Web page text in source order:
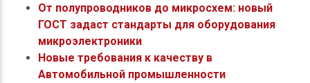
От полупроводников до микросхем: новый
ГОСТ задаст стандарты для оборудования
микроэлектроники
Новые требования к качеству в
Автомобильной промышленности